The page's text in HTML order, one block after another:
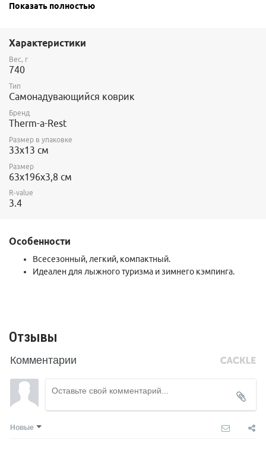
L - 63х196х3,8 см вес 740 г
L - 33х13 см
Материалы:
верх: 50d mini Hex Rip Polyester
наполнитель: полиуретановая пена
Показать полностью
Характеристики
Вес, г
740
Тип
Самонадувающийся коврик
Бренд
Therm-a-Rest
Размер в упаковке
33х13 см
Размер
63х196х3,8 см
R-value
3.4
Особенности
Всесезонный, легкий, компактный.
Идеален для лыжного туризма и зимнего кэмпинга.
Отзывы
Комментарии
Новые